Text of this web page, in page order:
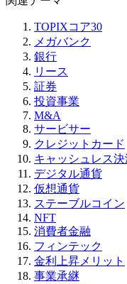
TOPIXコア30
メガバンク
銀行
リース
証券
投資事業
M&A
サービサー
クレジットカード
キャッシュレス決
デジタル通貨
仮想通貨
ステーブルコイン
NFT
消費者金融
フィンテック
金利上昇メリット
事業承継